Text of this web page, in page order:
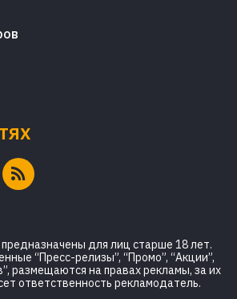
для лиц старше 18 лет.
“Пресс-релизы”, “Промо”, “Акции”,
размещаются на правах рекламы, за их
ответственность рекламодатель.